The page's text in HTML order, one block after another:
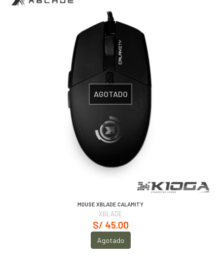
AGOTADO
MOUSE XBLADE CALAMITY
XBLADE
S/ 45.00
Agotado